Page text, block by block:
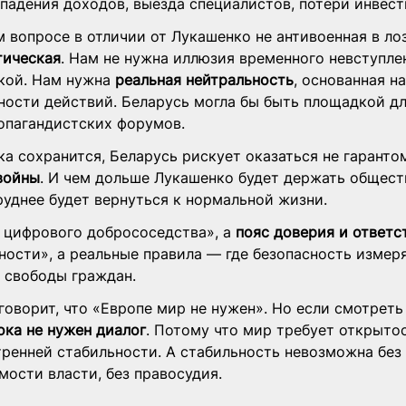
доходов, выезда специалистов, потери
в отличии от Лукашенко не антивоенная в
. Нам не нужна иллюзия временного
Нам нужна реальная нейтральность, основанная
действий. Беларусь могла бы быть площадкой
форумов.
сохранится, Беларусь рискует оказаться не
. И чем дольше Лукашенко будет держать
будет вернуться к нормальной жизни.
добрососедства», а пояс доверия и
а реальные правила — где безопасность
граждан.
что «Европе мир не нужен». Но если
не нужен диалог. Потому что мир требует
стабильности. А стабильность невозможна
власти, без правосудия.